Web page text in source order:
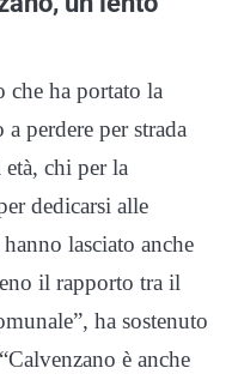
che ha portato la
perdere per strada
chi per la
dedicarsi alle
lasciato anche
il rapporto tra il
ha sostenuto
è anche